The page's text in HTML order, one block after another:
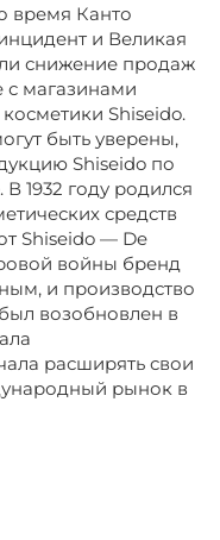
время Канто
и Великая
снижение продаж
с магазинами
Shiseido.
быть уверены,
Shiseido по
1932 году родился
средств
Shiseido — De
войны бренд
и производство
возобновлен в
расширять свои
рынок в